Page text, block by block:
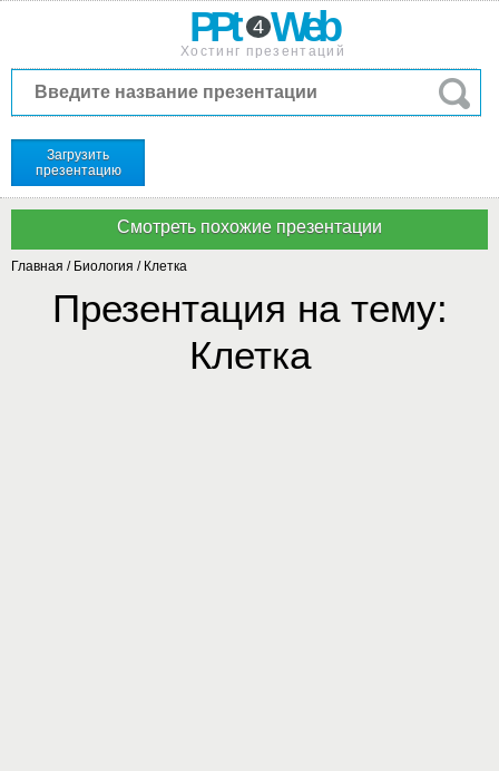
PPt 4 Web
Хостинг презентаций
Загрузить
презентацию
Главная / Биология / Клетка
Презентация на тему:
Клетка